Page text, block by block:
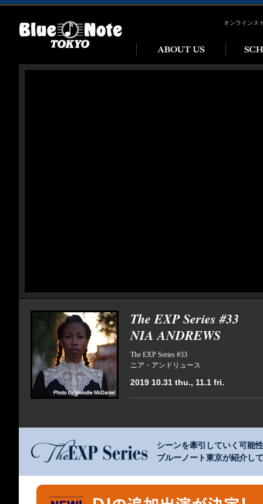
オンラインス
The EXP Series #33
NIA ANDREWS
The EXP Series #33
ニア・アンドリュース
2019 10.31 thu., 11.1 fri.
シーンを牽引していく可能
ブルーノート東京が紹介し